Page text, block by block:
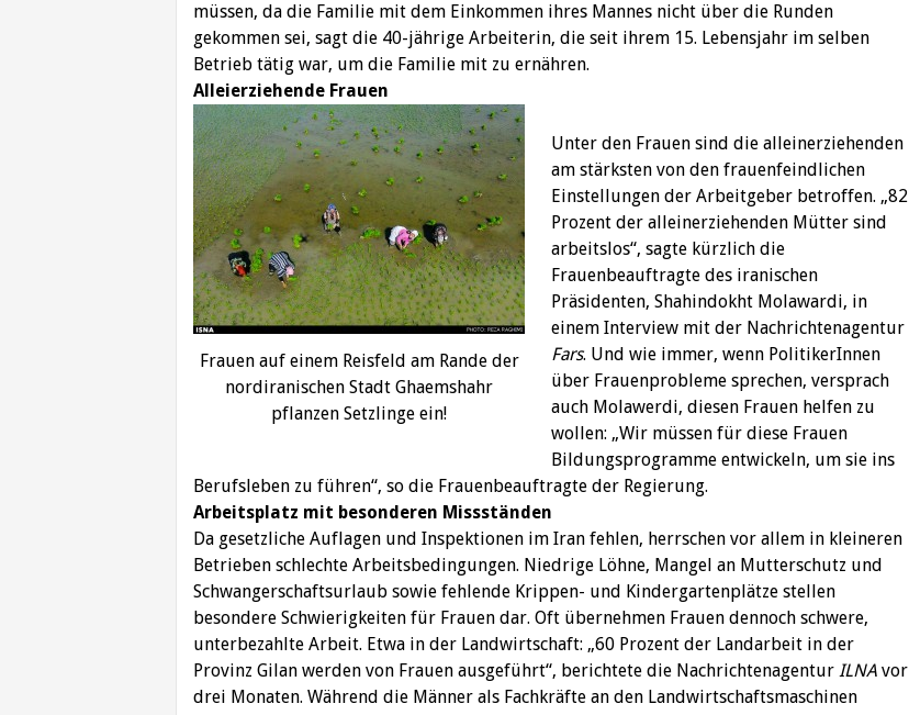
müssen, da die Familie mit dem Einkommen ihres Mannes nicht über die Runden
gekommen sei, sagt die 40-jährige Arbeiterin, die seit ihrem 15. Lebensjahr im selben
Betrieb tätig war, um die Familie mit zu ernähren.
Alleierziehende Frauen
Frauen auf einem Reisfeld am Rande der
nordiranischen Stadt Ghaemshahr
pflanzen Setzlinge ein!
Unter den Frauen sind die alleinerziehenden
am stärksten von den frauenfeindlichen
Einstellungen der Arbeitgeber betroffen. „82
Prozent der alleinerziehenden Mütter sind
arbeitslos“, sagte kürzlich die
Frauenbeauftragte des iranischen
Präsidenten, Shahindokht Molawardi, in
einem Interview mit der Nachrichtenagentur
Fars. Und wie immer, wenn PolitikerInnen
über Frauenprobleme sprechen, versprach
auch Molawerdi, diesen Frauen helfen zu
wollen: „Wir müssen für diese Frauen
Bildungsprogramme entwickeln, um sie ins
Berufsleben zu führen“, so die Frauenbeauftragte der Regierung.
Arbeitsplatz mit besonderen Missständen
Da gesetzliche Auflagen und Inspektionen im Iran fehlen, herrschen vor allem in kleineren
Betrieben schlechte Arbeitsbedingungen. Niedrige Löhne, Mangel an Mutterschutz und
Schwangerschaftsurlaub sowie fehlende Krippen- und Kindergartenplätze stellen
besondere Schwierigkeiten für Frauen dar. Oft übernehmen Frauen dennoch schwere,
unterbezahlte Arbeit. Etwa in der Landwirtschaft: „60 Prozent der Landarbeit in der
Provinz Gilan werden von Frauen ausgeführt“, berichtete die Nachrichtenagentur ILNA vor
drei Monaten. Während die Männer als Fachkräfte an den Landwirtschaftsmaschinen